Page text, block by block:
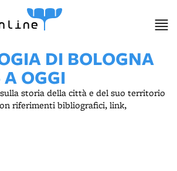
DI BOLOGNA
OGGI
storia della città e del suo territorio
riferimenti bibliografici, link,